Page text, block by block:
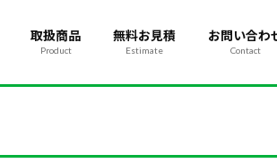
取扱商品
Product
無料お見積
Estimate
お問い合わ
Contact